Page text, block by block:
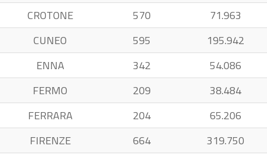
CROTONE
570
71.963
CUNEO
595
195.942
ENNA
342
54.086
FERMO
209
38.484
FERRARA
204
65.206
FIRENZE
664
319.750